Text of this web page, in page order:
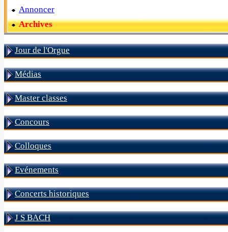
Annoncer
Archives
Jour de l'Orgue
Médias
Master classes
Concours
Colloques
Evénements
Concerts historiques
J S BACH